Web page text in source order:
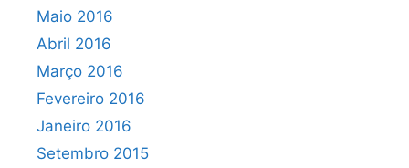
Maio 2016
Abril 2016
Março 2016
Fevereiro 2016
Janeiro 2016
Setembro 2015